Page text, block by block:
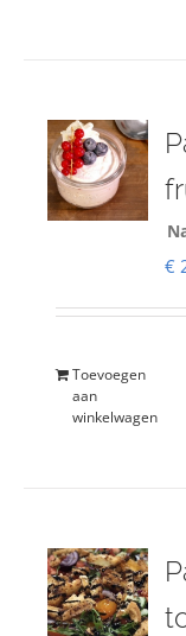
€
Toevoegen
aan
winkelwagen